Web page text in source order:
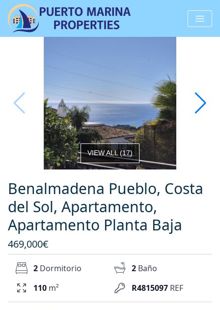
VIEW ALL(17)
Benalmadena Pueblo, Costa
del Sol, Apartamento,
Apartamento Planta Baja
469,000€
R4815097 REF
2 Dormitorio 2 Baño
110 m²